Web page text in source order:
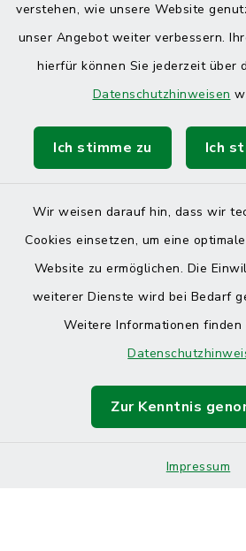
verstehen, wie unsere Website
unser Angebot weiter verbessern.
hierfür können Sie jederzeit über
Datenschutzhinweisen
Ich stimme zu Ich
Wir weisen darauf hin, dass wir
Cookies einsetzen, um eine
Website zu ermöglichen. Die
weiterer Dienste wird bei Bedarf
Weitere Informationen finden
Zur Kenntnis
Impressum
Sitemap